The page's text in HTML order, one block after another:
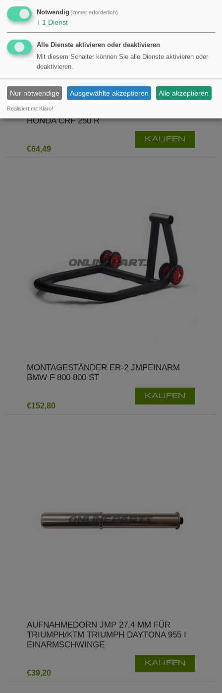
ZENTRALHEBER MECHANISCH JMP
HONDA CRF 250 R
€64,49
KAUFEN
MONTAGESTÄNDER ER-2 JMPEINARM
BMW F 800 800 ST
€152,80
KAUFEN
AUFNAHMEDORN JMP 27.4 MM FÜR
TRIUMPH/KTM TRIUMPH DAYTONA 955 I
EINARMSCHWINGE
€39,20
KAUFEN
Notwendig (immer erforderlich)
↓ 1 Dienst
Alle Dienste aktivieren oder deaktivieren
Mit diesem Schalter können Sie alle Dienste aktivieren oder
deaktivieren.
Nur notwendige Ausgewählte akzeptieren Alle akzeptieren
Realisiert mit Klaro!